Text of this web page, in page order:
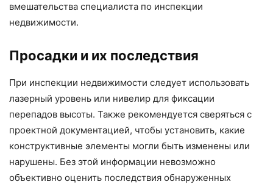
вмешательства специалиста по инспекции
недвижимости.
Просадки и их последствия
При инспекции недвижимости следует использовать
лазерный уровень или нивелир для фиксации
перепадов высоты. Также рекомендуется сверяться с
проектной документацией, чтобы установить, какие
конструктивные элементы могли быть изменены или
нарушены. Без этой информации невозможно
объективно оценить последствия обнаруженных